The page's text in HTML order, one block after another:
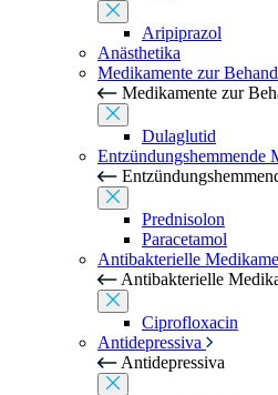
Aripiprazol
Anästhetika
Medikamente zur
Medikamente zur
Dulaglutid
Entzündungshemmende
Prednisolon
Paracetamol
Antibakterielle
Antibakterielle
Ciprofloxacin
Antidepressiva
Antidepressiva